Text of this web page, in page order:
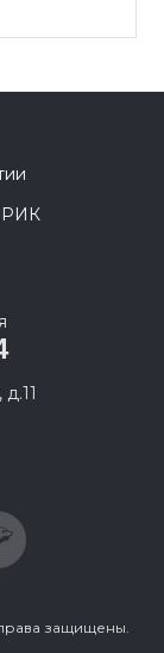
РИК
защищены.